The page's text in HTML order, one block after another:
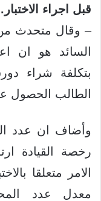
قبل اجراء الاختبار.
– وقال متحدث من
السائد هو ان
بتكلفة شراء
الطالب
وأضاف ان عدد
رخصة القيادة
الامر متعلقا
معدل عدد